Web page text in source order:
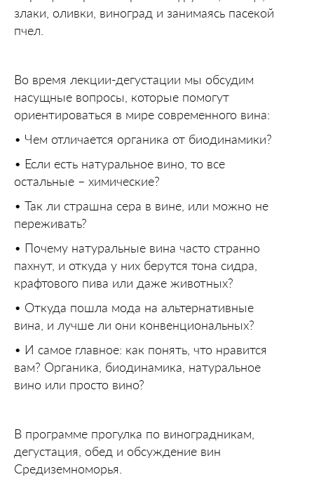
злаки, оливки, виноград и занимаясь пасекой
пчел.
Во время лекции-дегустации мы обсудим
насущные вопросы, которые помогут
ориентироваться в мире современного вина:
• Чем отличается органика от биодинамики?
• Если есть натуральное вино, то все
остальные – химические?
• Так ли страшна сера в вине, или можно не
переживать?
• Почему натуральные вина часто странно
пахнут, и откуда у них берутся тона сидра,
крафтового пива или даже животных?
• Откуда пошла мода на альтернативные
вина, и лучше ли они конвенциональных?
• И самое главное: как понять, что нравится
вам? Органика, биодинамика, натуральное
вино или просто вино?
В программе прогулка по виноградникам,
дегустация, обед и обсуждение вин
Средиземноморья.